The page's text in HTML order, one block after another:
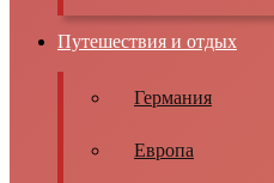
Путешествия и отдых
Германия
Европа